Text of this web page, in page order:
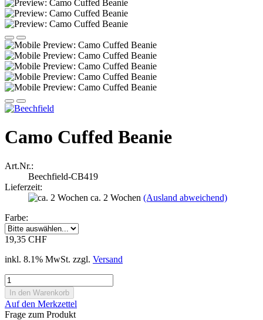
Camo Cuffed Beanie
Art.Nr.:
Beechfield-CB419
Lieferzeit:
ca. 2 Wochen (Ausland abweichend)
Farbe:
19,35 CHF
inkl. 8.1% MwSt. zzgl. Versand
Auf den Merkzettel
Frage zum Produkt